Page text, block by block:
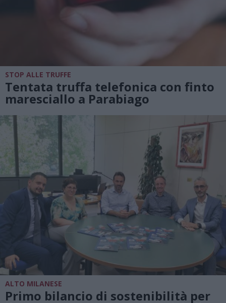
STOP ALLE TRUFFE
Tentata truffa telefonica con finto
maresciallo a Parabiago
ALTO MILANESE
Primo bilancio di sostenibilità per